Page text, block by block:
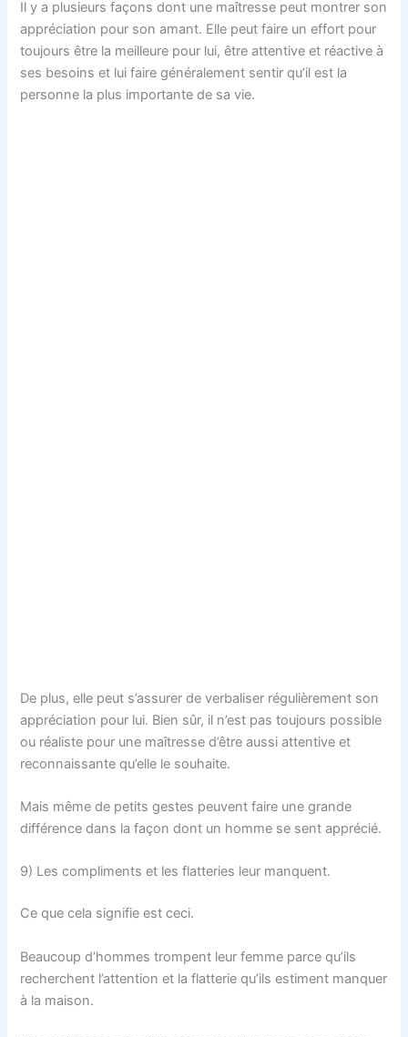
Il y a plusieurs façons dont une maîtresse peut montrer son
appréciation pour son amant. Elle peut faire un effort pour
toujours être la meilleure pour lui, être attentive et réactive à
ses besoins et lui faire généralement sentir qu’il est la
personne la plus importante de sa vie.
De plus, elle peut s’assurer de verbaliser régulièrement son
appréciation pour lui. Bien sûr, il n’est pas toujours possible
ou réaliste pour une maîtresse d’être aussi attentive et
reconnaissante qu’elle le souhaite.
Mais même de petits gestes peuvent faire une grande
différence dans la façon dont un homme se sent apprécié.
9) Les compliments et les flatteries leur manquent.
Ce que cela signifie est ceci.
Beaucoup d’hommes trompent leur femme parce qu’ils
recherchent l’attention et la flatterie qu’ils estiment manquer
à la maison.